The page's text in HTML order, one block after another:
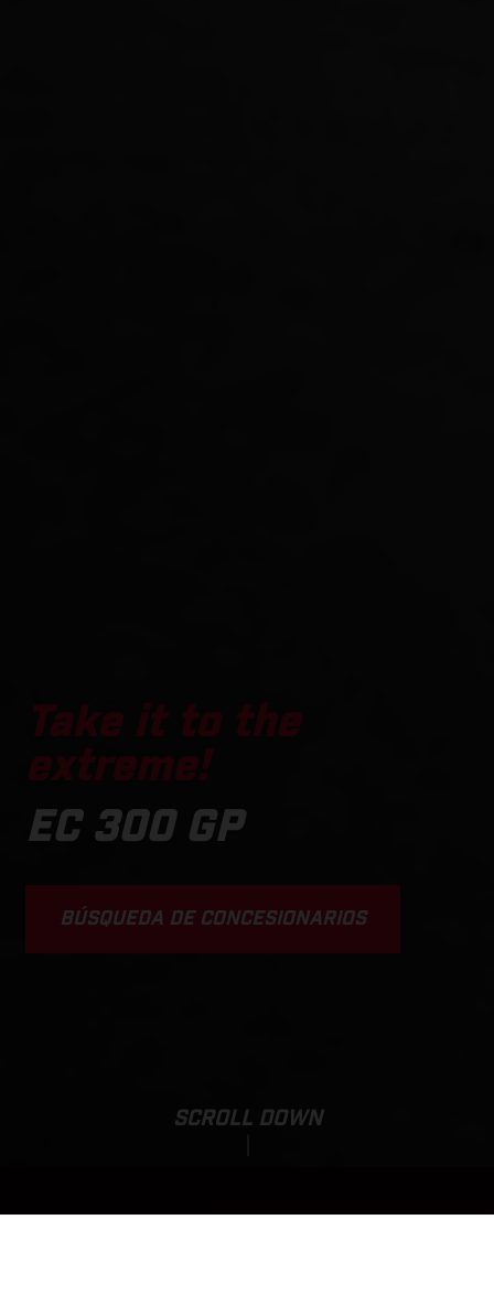
Take it to the
extreme!
EC 300 GP
BÚSQUEDA DE CONCESIONARIOS
SCROLL DOWN